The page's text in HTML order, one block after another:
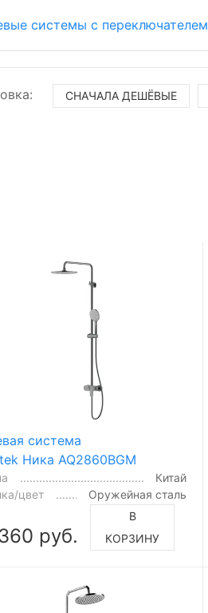
системы с переключателем
СНАЧАЛА ДЕШЁВЫЕ
система
Ника AQ2860BGM
Китай
цвет
Оружейная сталь
руб.
В
КОРЗИНУ